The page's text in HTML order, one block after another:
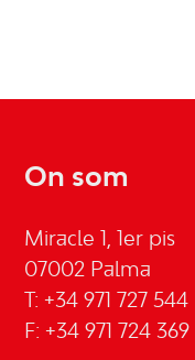
On som
Miracle 1, 1er pis
07002 Palma
T: +34 971 727 544
F: +34 971 724 369